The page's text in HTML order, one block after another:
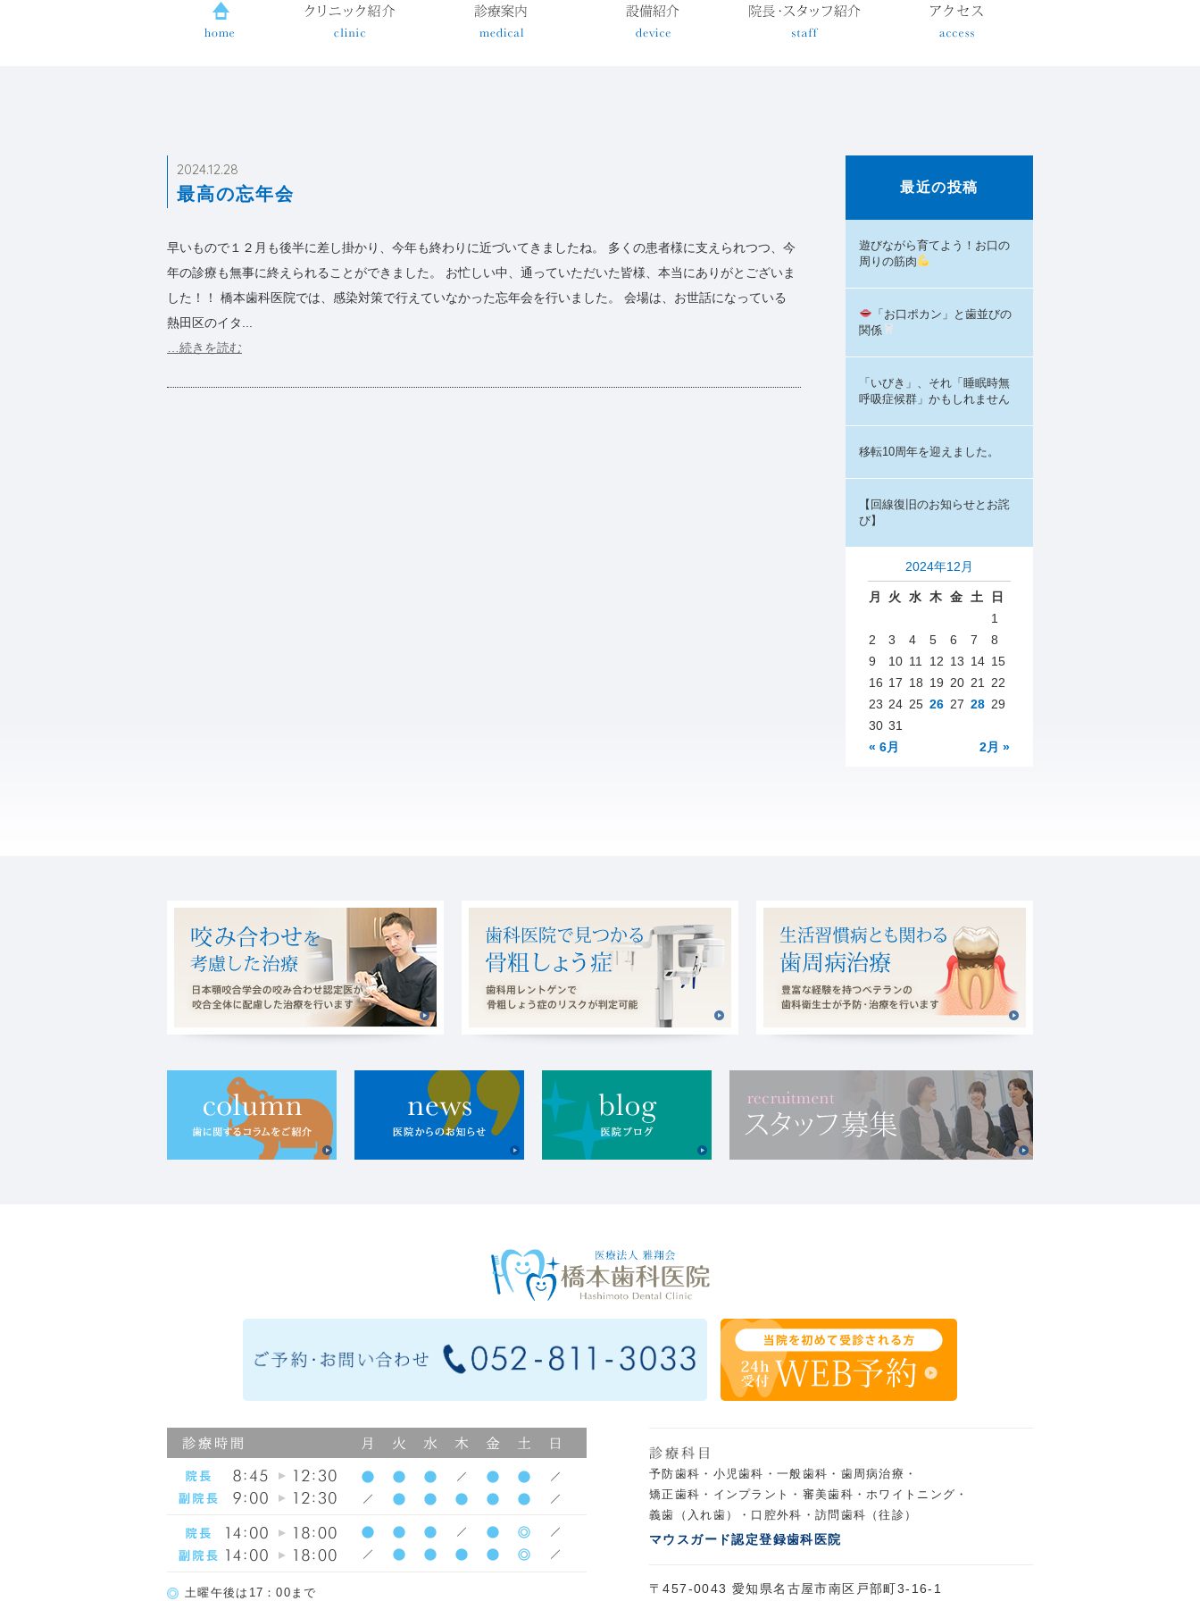
2024.12.28
最高の忘年会
早いもので１２月も後半に差し掛かり、今年も終わりに近づいてきましたね。 多くの患者様に支えられつつ、今
年の診療も無事に終えられることができました。 お忙しい中、通っていただいた皆様、本当にありがとございま
した！！ 橋本歯科医院では、感染対策で行えていなかった忘年会を行いました。 会場は、お世話になっている
熱田区のイタ...
…続きを読む
最近の投稿
遊びながら育てよう！お口の
周りの筋肉
「お口ポカン」と歯並びの
関係
「いびき」、それ「睡眠時無
呼吸症候群」かもしれません
移転10周年を迎えました。
【回線復旧のお知らせとお詫
び】
2024年12月
月 火 水 木 金 土 日
« 6月 2月 »
1
2
3 4 5 6 7
8
9
10 11 12 13 14 15
16 17 18 19 20 21
22
23 24 25 26 27 28 29
30 31
土曜午後は17：00まで
予防歯科・ 小児歯科・ 一般歯科・ 歯周病治療・
矯正歯科・ インプラント・ 審美歯科・ ホワイトニング・
義歯（入れ歯）・ 口腔外科・ 訪問歯科（往診）
マウスガード認定登録歯科医院
〒457-0043 愛知県名古屋市南区戸部町3-16-1